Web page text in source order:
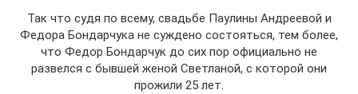
Так что судя по всему, свадьбе Паулины Андреевой и
Федора Бондарчука не суждено состояться, тем более,
что Федор Бондарчук до сих пор официально не
развелся с бывшей женой Светланой, с которой они
прожили 25 лет.